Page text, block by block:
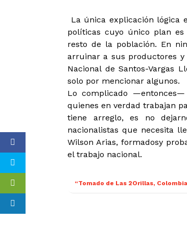
La única explicación lógica
políticas cuyo único plan
resto de la población. En
arruinar a sus productores
Nacional de Santos-Vargas
solo por mencionar algunos.
Lo complicado
quienes en verdad trabajan
tiene arreglo, es no
nacionalistas que necesita
Wilson Arias, formadosy
el trabajo nacional.
“Tomado de Las 2Orillas,